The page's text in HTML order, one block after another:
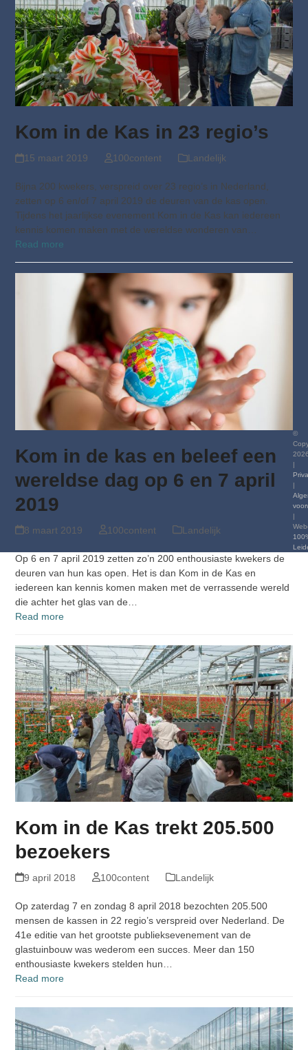
Kom in de Kas in 23 regio’s
15 maart 2019 100content Landelijk
Bijna 200 kwekers, verspreid over 23 regio’s in Nederland,
zetten op 6 en/of 7 april 2019 de deuren van de kas open.
Tijdens het jaarlijkse evenement Kom in de Kas kan iedereen
kennis komen maken met de wereldse wonderen van…
Read more
Kom in de kas en beleef een
wereldse dag op 6 en 7 april
2019
8 maart 2019 100content Landelijk
Op 6 en 7 april 2019 zetten zo’n 200 enthousiaste kwekers de
deuren van hun kas open. Het is dan Kom in de Kas en
iedereen kan kennis komen maken met de verrassende wereld
die achter het glas van de…
Read more
Kom in de Kas trekt 205.500
bezoekers
9 april 2018 100content Landelijk
Op zaterdag 7 en zondag 8 april 2018 bezochten 205.500
mensen de kassen in 22 regio’s verspreid over Nederland. De
41e editie van het grootste publieksevenement van de
glastuinbouw was wederom een succes. Meer dan 150
enthousiaste kwekers stelden hun…
Read more
©
|
|
|